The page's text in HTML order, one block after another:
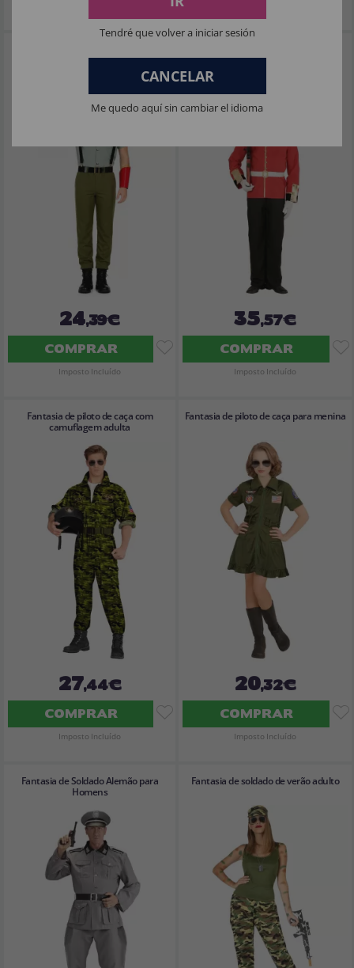
Adultos
24,39€
COMPRAR
Imposto Incluído
Guarda Real Inglesa
35,57€
COMPRAR
Imposto Incluído
Fantasia de piloto de caça com
camuflagem adulta
27,44€
COMPRAR
Imposto Incluído
Fantasia de piloto de caça para menina
20,32€
COMPRAR
Imposto Incluído
Fantasia de Soldado Alemão para
Homens
Fantasia de soldado de verão adulto
Tendré que volver a iniciar sesión
CANCELAR
Me quedo aquí sin cambiar el idioma